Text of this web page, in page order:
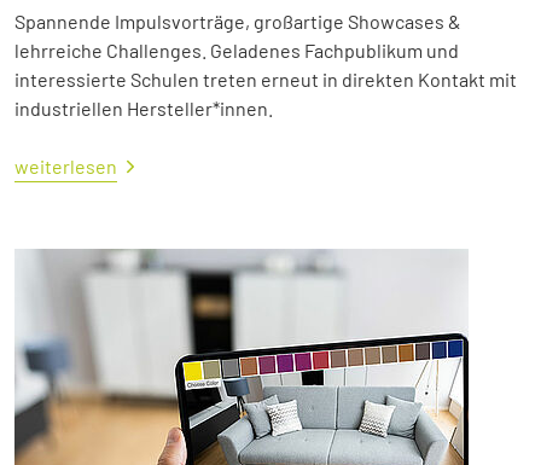
Spannende Impulsvorträge, großartige Showcases &
lehrreiche Challenges. Geladenes Fachpublikum und
interessierte Schulen treten erneut in direkten Kontakt mit
industriellen Hersteller*innen.
weiterlesen